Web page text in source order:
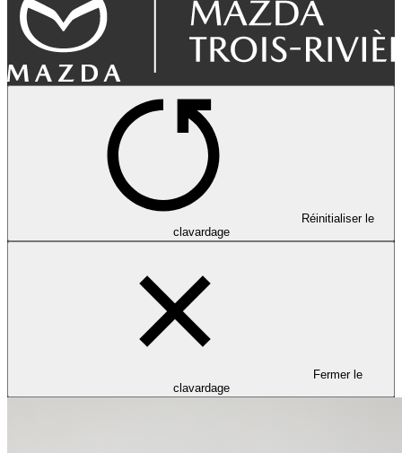
Réinitialiser le
clavardage
Fermer le
clavardage